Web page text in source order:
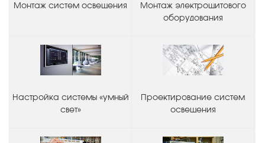
Монтаж систем освещения
Монтаж электрощитового
оборудования
Настройка системы «умный
свет»
Проектирование систем
освещения